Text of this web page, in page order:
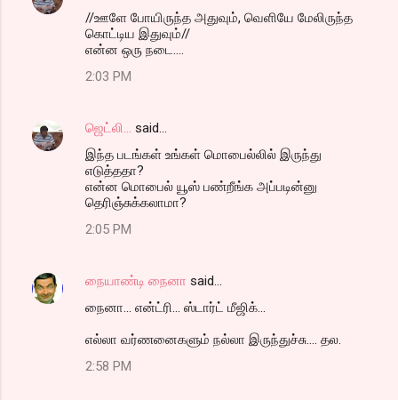
//ஊளே போயிருந்த அதுவும், வெளியே மேலிருந்த
கொட்டிய இதுவும்//
என்ன ஒரு நடை....
2:03 PM
ஜெட்லி...
said…
இந்த படங்கள் உங்கள் மொபைல்லில் இருந்து
எடுத்ததா?
என்ன மொபைல் யூஸ் பண்றீங்க அப்படின்னு
தெரிஞ்சுக்கலாமா?
2:05 PM
நையாண்டி நைனா said…
நைனா... என்ட்ரி... ஸ்டார்ட் மீஜிக்...
எல்லா வர்ணனைகளும் நல்லா இருந்துச்சு.... தல.
2:58 PM